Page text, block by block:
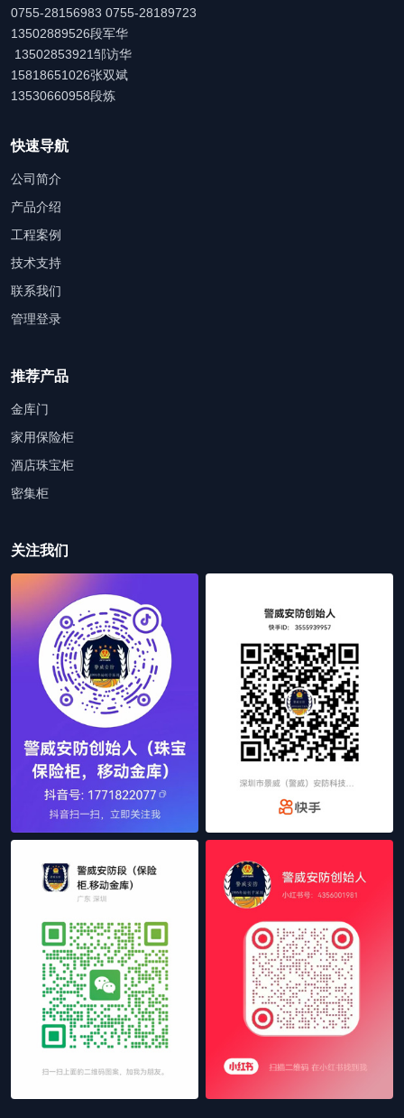
0755-28156983 0755-28189723
13502889526段军华
13502853921邹访华
15818651026张双斌
13530660958段炼
快速导航
公司简介
产品介绍
工程案例
技术支持
联系我们
管理登录
推荐产品
金库门
家用保险柜
酒店珠宝柜
密集柜
关注我们